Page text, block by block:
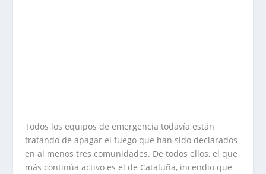
Todos los equipos de emergencia todavía están
tratando de apagar el fuego que han sido declarados
en al menos tres comunidades. De todos ellos, el que
más continúa activo es el de Cataluña, incendio que